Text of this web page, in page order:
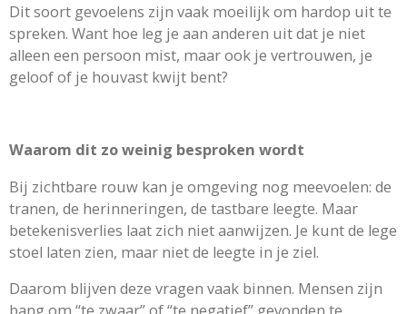
Dit soort gevoelens zijn vaak moeilijk om hardop uit te
spreken. Want hoe leg je aan anderen uit dat je niet
alleen een persoon mist, maar ook je vertrouwen, je
geloof of je houvast kwijt bent?
Waarom dit zo weinig besproken wordt
Bij zichtbare rouw kan je omgeving nog meevoelen: de
tranen, de herinneringen, de tastbare leegte. Maar
betekenisverlies laat zich niet aanwijzen. Je kunt de lege
stoel laten zien, maar niet de leegte in je ziel.
Daarom blijven deze vragen vaak binnen. Mensen zijn